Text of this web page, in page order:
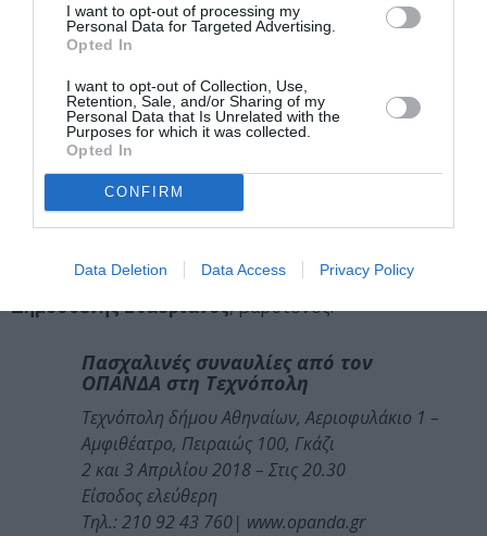
I want to opt-out of processing my
Personal Data for Targeted Advertising.
Opted In
I want to opt-out of Collection, Use,
Retention, Sale, and/or Sharing of my
Personal Data that Is Unrelated with the
Purposes for which it was collected.
Opted In
CONFIRM
Data Deletion Data Access Privacy Policy
Μεγάλη Εβδομάδα. Παίζουν οιLoreto Aramendi,
όργανο (Ισπανία) και
Η δεύτερη πασχαλινή συναυλία, αλλά τρίτη στη σειρά
για τον15o Ανοιξιάτικο Κύκλο Συναυλιών Οργάνου
περιλαμβάνει μουσικές πασχαλινές ιστορίες
αγάπης, προσευχές και εξομολογήσεις. Έχει τίτλο
Love bade me welcome and other stories
αγάπη με καλοσώρισε και άλλες ιστορίες».
Μιράντα Καλομοίρα Γεωργάκη,
μέτζο σοπράνο,
Δημοσθένης Σταυριανός, βαρύτονος.
Πασχαλινές συναυλίες από τον
ΟΠΑΝΔΑ στη Τεχνόπολη
Τεχνόπολη δήμου Αθηναίων, Αεριοφυλάκιο 1 –
Αμφιθέατρο, Πειραιώς 100, Γκάζι
2 και 3 Απριλίου 2018 – Στις 20.30
Είσοδος ελεύθερη
Τηλ.: 210 92 43 760| www.opanda.gr